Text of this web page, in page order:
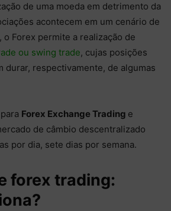
de uma moeda em detrimento da
acontecem em um cenário de
Forex permite a realização de
ou swing trade, cujas posições
durar, respectivamente, de algumas
Forex Exchange Trading e
de câmbio descentralizado
por dia, sete dias por semana.
forex trading: